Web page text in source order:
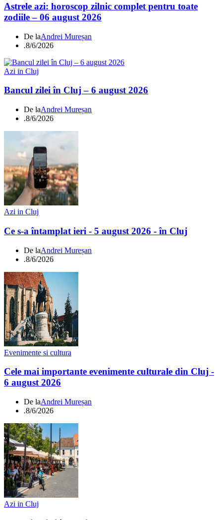
Astrele azi: horoscop zilnic complet pentru toate
zodiile – 06 august 2026
De laAndrei Mureșan
.8/6/2026
Azi in Cluj
Bancul zilei în Cluj – 6 august 2026
De laAndrei Mureșan
.8/6/2026
Azi in Cluj
Ce s-a întamplat ieri - 5 august 2026 - în Cluj
De laAndrei Mureșan
.8/6/2026
Evenimente si cultura
Cele mai importante evenimente culturale din Cluj -
6 august 2026
De laAndrei Mureșan
.8/6/2026
Azi in Cluj